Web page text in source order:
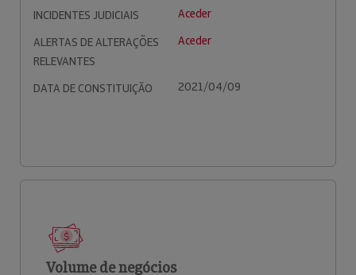
INCIDENTES JUDICIAIS
Aceder
ALERTAS DE ALTERAÇÕES
RELEVANTES
Aceder
DATA DE CONSTITUIÇÃO 2021/04/09
Volume de negócios